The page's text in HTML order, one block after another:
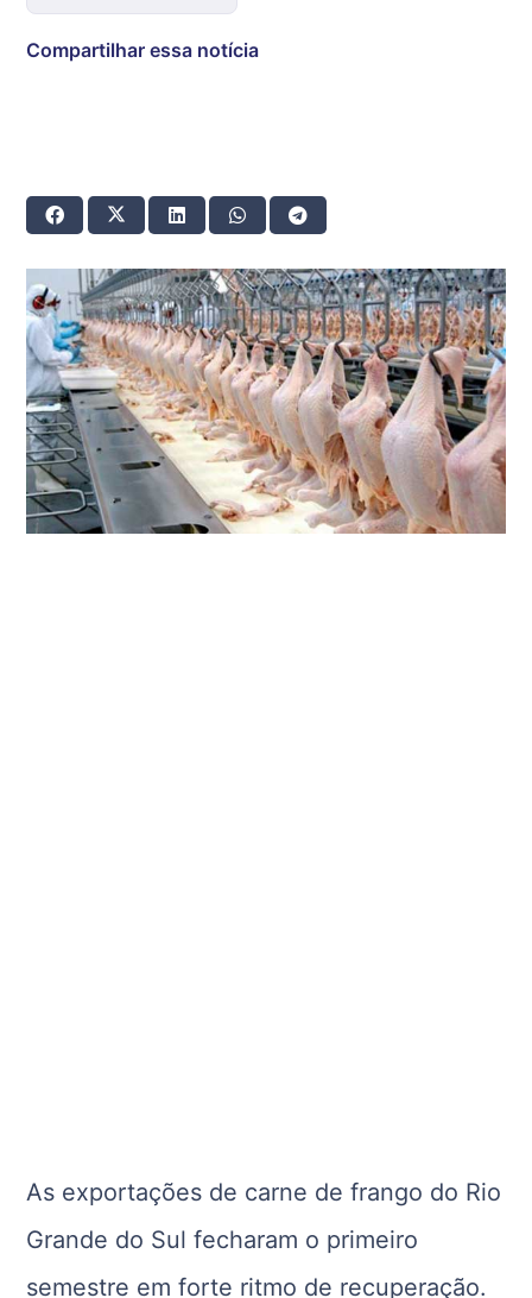
Compartilhar essa notícia
As exportações de carne de frango do Rio
Grande do Sul fecharam o primeiro
semestre em forte ritmo de recuperação.